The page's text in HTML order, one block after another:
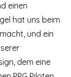
einen
hat uns beim
und ein
dem eine